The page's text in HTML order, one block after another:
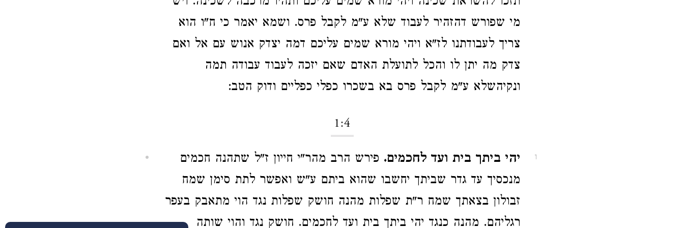
מי שפורש דהזהיר לעבוד שלא ע"מ לקבל פרס. ושמא יאמר כי ח"ו הוא
צריך לעבודתנו לז"א ויהי מורא שמים עליכם דמה יצדק אנוש עם אל ואם
צדק מה יתן לו והכל לתועלת האדם שאם יזכה לעבוד עבודה תמה
ונקיהשלא ע"מ לקבל פרס בא בשכרו כפלי כפליים ודוק הטב:
1:4
1 יהי ביתך בית ועד לחכמים. פירש הרב מהר"י חייון ז"ל שתהנה חכמים
מנכסיך עד גדר שביתך יחשבו שהוא ביתם ע"ש ואפשר לתת סימן שמח
זבולון בצאתך שמח ר"ת שפלות מהנה חושק שפלות נגד הוי מתאבק בעפר
רגליהם. מהנה כנגד יהי ביתך בית ועד לחכמים. חושק נגד והוי שותה